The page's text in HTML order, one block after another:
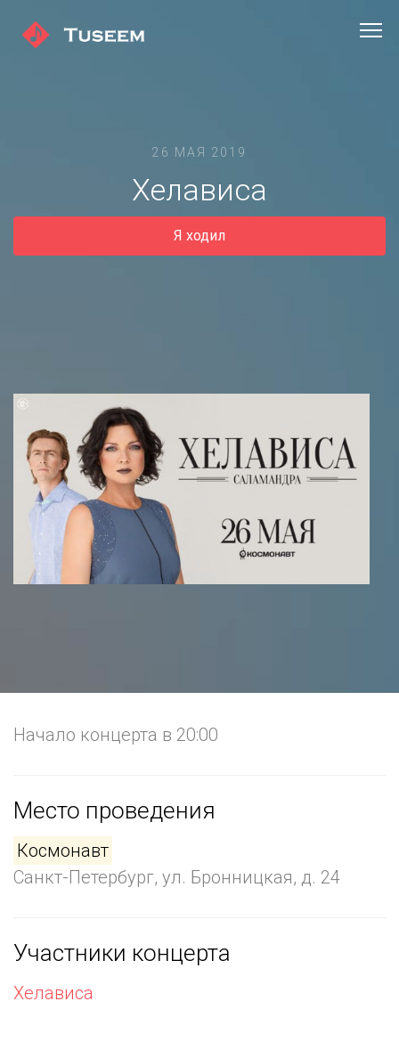
26 МАЯ 2019
Хелависа
Я ходил
Начало концерта в 20:00
Место проведения
Космонавт
Санкт-Петербург, ул. Бронницкая, д. 24
Участники концерта
Хелависа